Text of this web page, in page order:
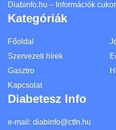
Diabinfo.hu – Információk
Kategóriák
Főoldal
Szervezeti hírek
Gasztro
Kapcsolat
Diabetesz Info
e-mail: diabinfo@ctfn.hu